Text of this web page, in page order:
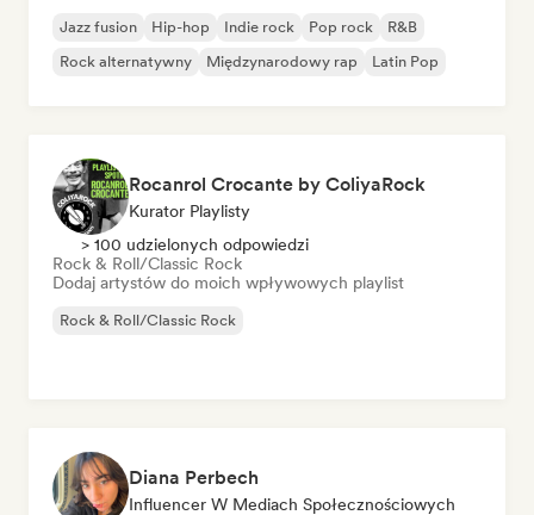
Jazz fusion Hip-hop Indie rock Pop rock
R&B
Rock alternatywny
Międzynarodowy rap Latin Pop
Rocanrol Crocante by ColiyaRock
Kurator Playlisty
> 100 udzielonych odpowiedzi
Rock & Roll/Classic Rock
Dodaj artystów do moich wpływowych playlist
Rock & Roll/Classic Rock
Diana Perbech
Influencer W Mediach Społecznościowych